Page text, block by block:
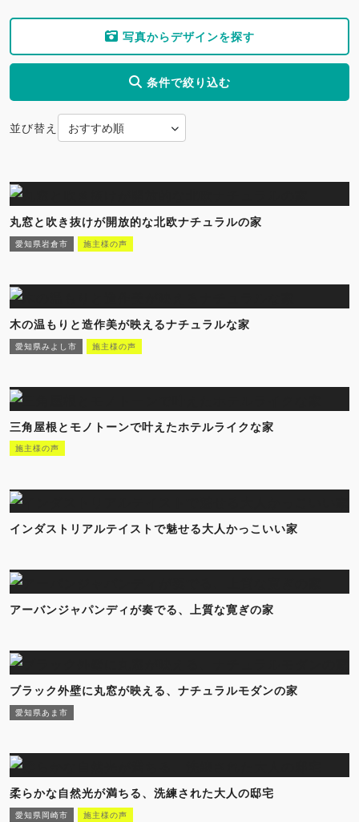
写真からデザインを探す
条件で絞り込む
並び替え
丸窓と吹き抜けが開放的な北欧ナチュラルの家
愛知県岩倉市 施主様の声
木の温もりと造作美が映えるナチュラルな家
愛知県みよし市 施主様の声
三角屋根とモノトーンで叶えたホテルライクな家
施主様の声
インダストリアルテイストで魅せる大人かっこいい家
アーバンジャパンディが奏でる、上質な寛ぎの家
ブラック外壁に丸窓が映える、ナチュラルモダンの家
愛知県あま市
柔らかな自然光が満ちる、洗練された大人の邸宅
愛知県岡崎市 施主様の声